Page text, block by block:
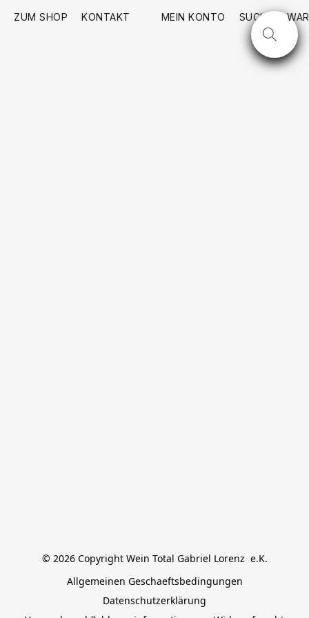
ZUM SHOP KONTAKT MEIN KONTO SUCHE
© 2026 Copyright Wein Total Gabriel Lorenz  e.K.
Allgemeinen Geschaeftsbedingungen
Datenschutzerklärung